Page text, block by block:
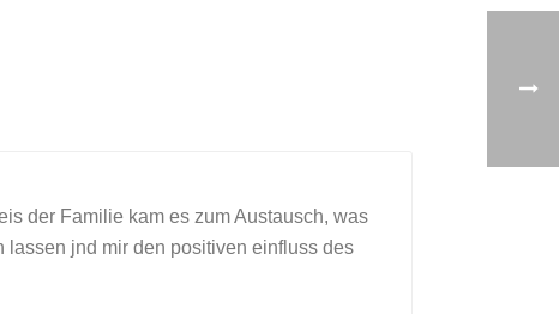
der Familie kam es zum Austausch, was
jnd mir den positiven einfluss des